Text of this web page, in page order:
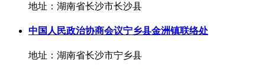
地址：湖南省长沙市长沙县
中国人民政治协商会议宁乡县金洲镇联络处
地址：湖南省长沙市宁乡县